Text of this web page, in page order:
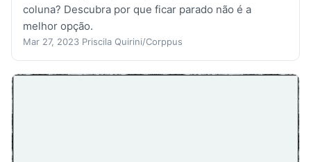
coluna? Descubra por que ficar parado não é a
melhor opção.
Mar 27, 2023 Priscila Quirini/Corppus